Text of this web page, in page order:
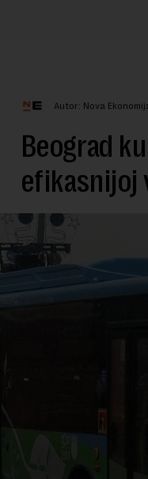
Autor: Nova
Beograd
efikasnijoj